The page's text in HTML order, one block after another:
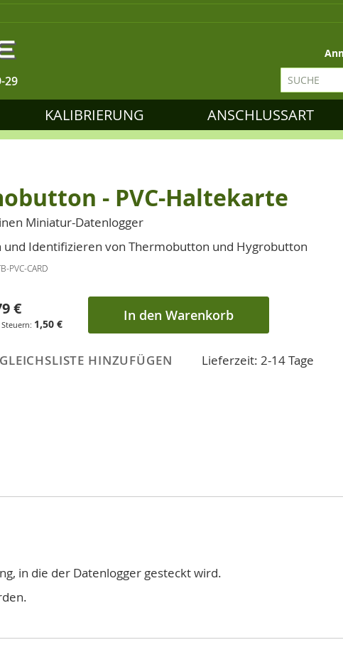
29
Zum
Suche
KALIBRIERUNG ANSCHLUSSART
- PVC-Haltekarte
Miniatur-Datenlogger
und Identifizieren von Thermobutton und Hygrobutton
PVC-CARD
€
1,50 € In den Warenkorb
HINZUFÜGEN Lieferzeit: 2-14 Tage
in die der Datenlogger gesteckt wird.